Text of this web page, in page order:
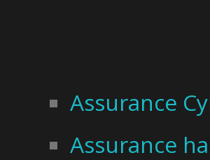
Assurance
Assurance